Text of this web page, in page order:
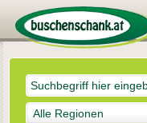
Alle Regionen